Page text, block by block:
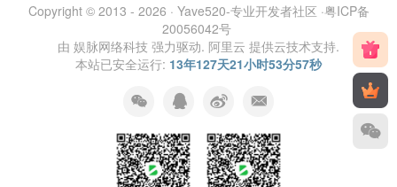
Copyright © 2013 - 2026 · Yave520-专业开发者社区 ·粤ICP备
20056042号
由 娱脉网络科技 强力驱动. 阿里云 提供云技术支持.
本站已安全运行: 13年127天21小时53分58秒